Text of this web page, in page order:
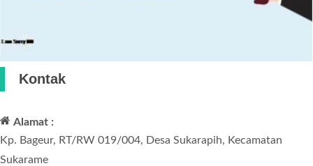
Kontak
Alamat :
Kp. Bageur, RT/RW 019/004, Desa Sukarapih, Kecamatan
Sukarame